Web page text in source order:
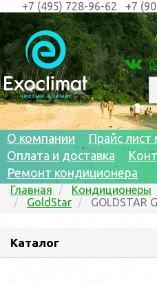
+7 (495) 728-96-62 +7
О компании
Прайс
Оплата и доставка
Ремонт кондиционера
Главная Кондиционеры
GoldStar
GOLDSTAR
Каталог